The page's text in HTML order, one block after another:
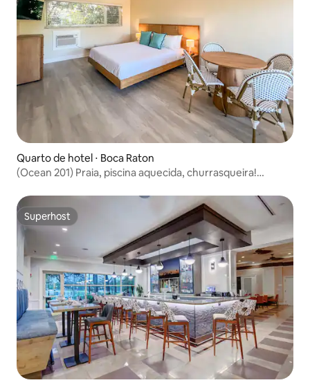
Quarto de hotel ⋅ Boca Raton
(Ocean 201) Praia, piscina aquecida, churrasqueira!
Superhost
Superhost